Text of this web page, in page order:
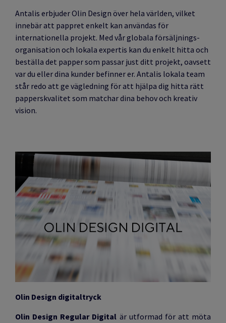
Antalis erbjuder Olin Design över hela världen, vilket
innebär att pappret enkelt kan användas för
internationella projekt. Med vår globala försäljnings-
organisation och lokala expertis kan du enkelt hitta och
beställa det papper som passar just ditt projekt, oavsett
var du eller dina kunder befinner er. Antalis lokala team
står redo att ge vägledning för att hjälpa dig hitta rätt
papperskvalitet som matchar dina behov och kreativ
vision.
Olin Design digitaltryck
Olin Design Regular Digital är utformad för att möta